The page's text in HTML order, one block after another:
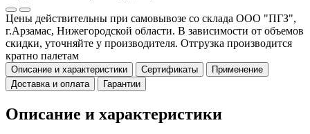
Цены действительны при самовывозе со склада ООО "ПГЗ",
г.Арзамас, Нижегородской области. В зависимости от объемов
скидки, уточняйте у производителя. Отгрузка производится
кратно палетам
Описание и характеристики Сертификаты
Применение
Доставка и оплата
Гарантии
Описание и характеристики